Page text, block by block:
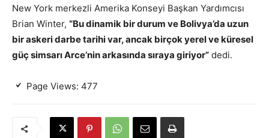
New York merkezli Amerika Konseyi Başkan Yardımcısı
Brian Winter, “Bu dinamik bir durum ve Bolivya’da uzun
bir askeri darbe tarihi var, ancak birçok yerel ve küresel
güç simsarı Arce’nin arkasında sıraya giriyor” dedi.
Page Views: 477